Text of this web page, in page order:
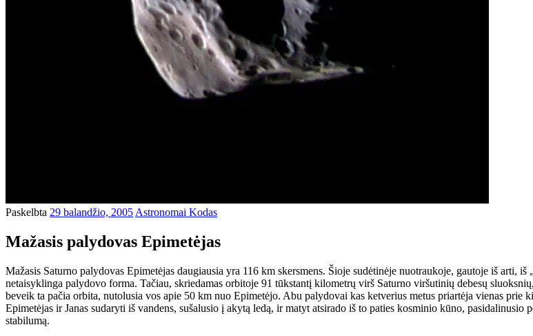
Paskelbta 29 balandžio, 2005 Astronomai Kodas
Mažasis palydovas Epimetėjas
Mažasis Saturno palydovas Epimetėjas daugiausia yra 116 km skersmens. Šioje sudėtinėje nuotraukoje, gautoje iš arti, iš
netaisyklinga palydovo forma. Tačiau, skriedamas orbitoje 91 tūkstantį kilometrų virš Saturno viršutinių debesų
beveik ta pačia orbita, nutolusia vos apie 50 km nuo Epimetėjo. Abu palydovai kas ketverius metus priartėja vienas
Epimetėjas ir Janas sudaryti iš vandens, sušalusio į akytą ledą, ir matyt atsirado iš to paties kosminio kūno,
stabilumą.